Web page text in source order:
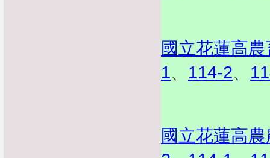
國立花蓮高
1、 114-2、
國立花蓮高